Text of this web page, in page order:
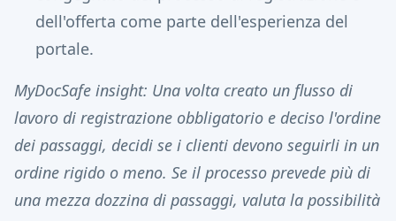
dell'offerta come parte dell'esperienza del
portale.
MyDocSafe insight: Una volta creato un flusso di
lavoro di registrazione obbligatorio e deciso l'ordine
dei passaggi, decidi se i clienti devono seguirli in un
ordine rigido o meno. Se il processo prevede più di
una mezza dozzina di passaggi, valuta la possibilità